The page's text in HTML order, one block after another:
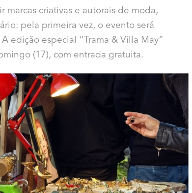
marcas criativas e autorais de moda,
pela primeira vez, o evento será
edição especial “Trama & Villa May”
(17), com entrada gratuita.